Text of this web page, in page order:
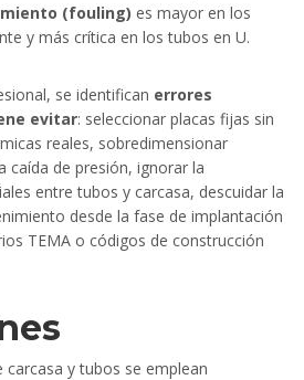
(fouling) es mayor en los
y más crítica en los tubos en U.
se identifican errores
evitar: seleccionar placas fijas sin
reales, sobredimensionar
caída de presión, ignorar la
entre tubos y carcasa, descuidar la
desde la fase de implantación
TEMA o códigos de construcción
y tubos se emplean